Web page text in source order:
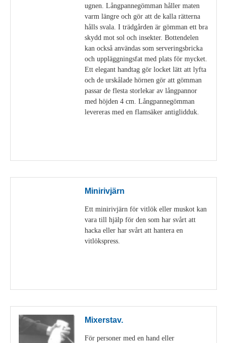
ugnen. Långpannegömman håller maten
varm längre och gör att de kalla rätterna
hålls svala. I trädgården är gömman ett bra
skydd mot sol och insekter. Bottendelen
kan också användas som serveringsbricka
och uppläggningsfat med plats för mycket.
Ett elegant handtag gör locket lätt att lyfta
och de urskålade hörnen gör att gömman
passar de flesta storlekar av långpannor
med höjden 4 cm. Långpannegömman
levereras med en flamsäker antiglidduk.
Minirivjärn
Ett minirivjärn för vitlök eller muskot kan
vara till hjälp för den som har svårt att
hacka eller har svårt att hantera en
vitlökspress.
Mixerstav.
För personer med en hand eller